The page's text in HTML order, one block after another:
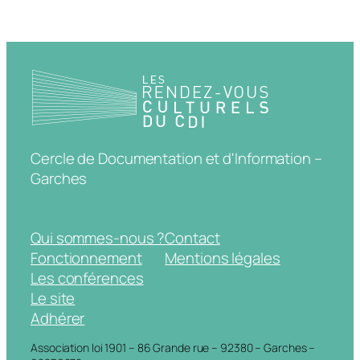
Cercle de Documentation et d'Information –
Garches
Qui sommes-nous ?
Fonctionnement
Les conférences
Le site
Adhérer
Contact
Mentions légales
Association loi 1901 – 86 Grande rue – 92380 – Garches –